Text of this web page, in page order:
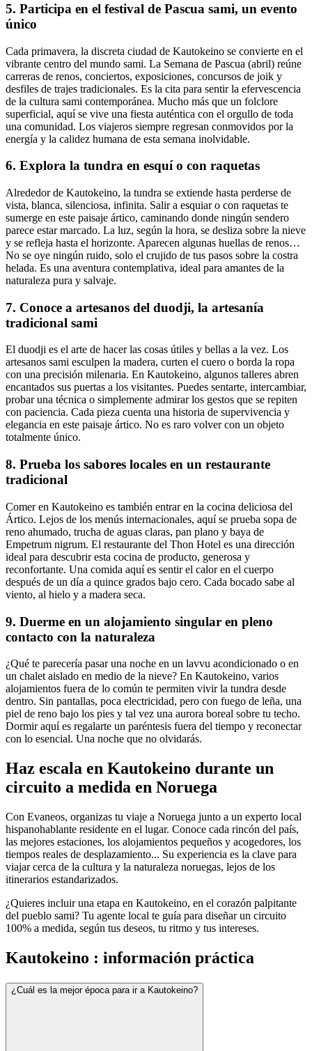
5. Participa en el festival de Pascua sami, un evento
único
Cada primavera, la discreta ciudad de Kautokeino se convierte en el
vibrante centro del mundo sami. La Semana de Pascua (abril) reúne
carreras de renos, conciertos, exposiciones, concursos de joik y
desfiles de trajes tradicionales. Es la cita para sentir la efervescencia
de la cultura sami contemporánea. Mucho más que un folclore
superficial, aquí se vive una fiesta auténtica con el orgullo de toda
una comunidad. Los viajeros siempre regresan conmovidos por la
energía y la calidez humana de esta semana inolvidable.
6. Explora la tundra en esquí o con raquetas
Alrededor de Kautokeino, la tundra se extiende hasta perderse de
vista, blanca, silenciosa, infinita. Salir a esquiar o con raquetas te
sumerge en este paisaje ártico, caminando donde ningún sendero
parece estar marcado. La luz, según la hora, se desliza sobre la nieve
y se refleja hasta el horizonte. Aparecen algunas huellas de renos…
No se oye ningún ruido, solo el crujido de tus pasos sobre la costra
helada. Es una aventura contemplativa, ideal para amantes de la
naturaleza pura y salvaje.
7. Conoce a artesanos del duodji, la artesanía
tradicional sami
El duodji es el arte de hacer las cosas útiles y bellas a la vez. Los
artesanos sami esculpen la madera, curten el cuero o borda la ropa
con una precisión milenaria. En Kautokeino, algunos talleres abren
encantados sus puertas a los visitantes. Puedes sentarte, intercambiar,
probar una técnica o simplemente admirar los gestos que se repiten
con paciencia. Cada pieza cuenta una historia de supervivencia y
elegancia en este paisaje ártico. No es raro volver con un objeto
totalmente único.
8. Prueba los sabores locales en un restaurante
tradicional
Comer en Kautokeino es también entrar en la cocina deliciosa del
Ártico. Lejos de los menús internacionales, aquí se prueba sopa de
reno ahumado, trucha de aguas claras, pan plano y baya de
Empetrum nigrum. El restaurante del Thon Hotel es una dirección
ideal para descubrir esta cocina de producto, generosa y
reconfortante. Una comida aquí es sentir el calor en el cuerpo
después de un día a quince grados bajo cero. Cada bocado sabe al
viento, al hielo y a madera seca.
9. Duerme en un alojamiento singular en pleno
contacto con la naturaleza
¿Qué te parecería pasar una noche en un lavvu acondicionado o en
un chalet aislado en medio de la nieve? En Kautokeino, varios
alojamientos fuera de lo común te permiten vivir la tundra desde
dentro. Sin pantallas, poca electricidad, pero con fuego de leña, una
piel de reno bajo los pies y tal vez una aurora boreal sobre tu techo.
Dormir aquí es regalarte un paréntesis fuera del tiempo y reconectar
con lo esencial. Una noche que no olvidarás.
Haz escala en Kautokeino durante un
circuito a medida en Noruega
Con Evaneos, organizas tu viaje a Noruega junto a un experto local
hispanohablante residente en el lugar. Conoce cada rincón del país,
las mejores estaciones, los alojamientos pequeños y acogedores, los
tiempos reales de desplazamiento... Su experiencia es la clave para
viajar cerca de la cultura y la naturaleza noruegas, lejos de los
itinerarios estandarizados.
¿Quieres incluir una etapa en Kautokeino, en el corazón palpitante
del pueblo sami? Tu agente local te guía para diseñar un circuito
100% a medida, según tus deseos, tu ritmo y tus intereses.
Kautokeino : información práctica
¿Cuál es la mejor época para ir a Kautokeino?